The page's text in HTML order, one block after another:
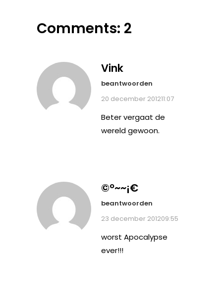
Comments: 2
Vink
beantwoorden
20 december 201211:07
Beter vergaat de
wereld gewoon.
©º~~¡€
beantwoorden
23 december 201209:55
worst Apocalypse
ever!!!